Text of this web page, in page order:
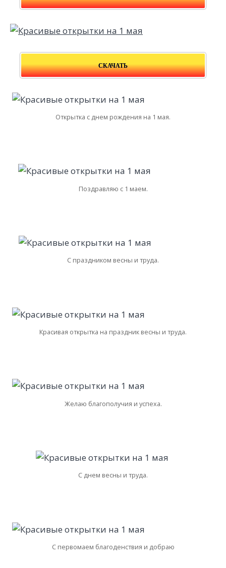
СКАЧАТЬ
Открытка с днем рождения на 1 мая.
Поздравляю с 1 маем.
С праздником весны и труда.
Красивая открытка на праздник весны и труда.
Желаю благополучия и успеха.
С днем весны и труда.
С первомаем благоденствия и добраю